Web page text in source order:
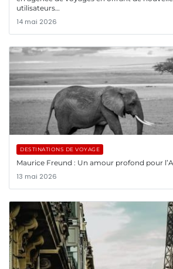
utilisateurs…
14 mai 2026
DESTINATIONS DE VOYAGE
Maurice Freund : Un amour profond pour
13 mai 2026